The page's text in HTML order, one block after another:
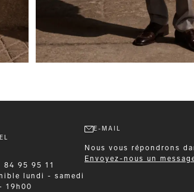
84 95 95 11
lundi - samedi
19h00
E-MAIL
Nous vous répondrons
Envoyez-nous un